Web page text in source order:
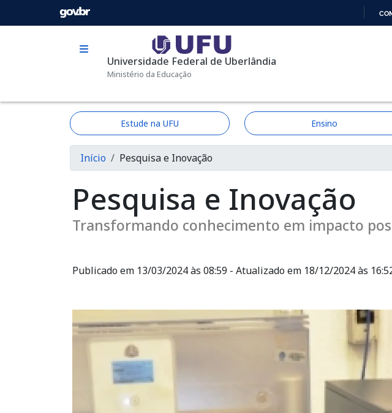
Pular para o conteúdo principal
Universidade Federal de Uberlândia
Ministério da Educação
Estude na UFU Ensino
Trilha de navegação
Início Pesquisa e Inovação
Pesquisa e Inovação
Transformando conhecimento em impacto
Publicado em 13/03/2024 às 08:59 - Atualizado em 18/12/2024 às